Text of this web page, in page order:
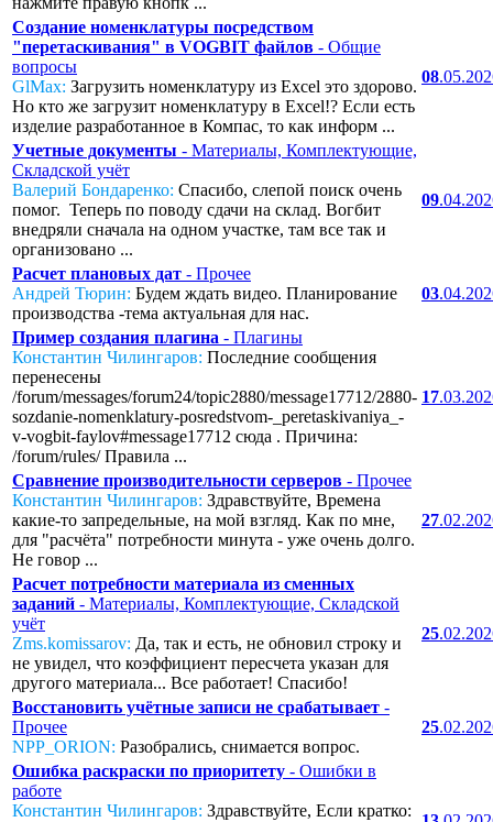
Создание номенклатуры посредством
"перетаскивания" в VOGBIT файлов - Общие
вопросы
GlMax: Загрузить номенклатуру из Excel это здорово.
Но кто же загрузит номенклатуру в Excel!? Если есть
изделие разработанное в Компас, то как информ ...
08
Учетные документы - Материалы, Комплектующие,
Складской учёт
Валерий Бондаренко: Спасибо, слепой поиск очень
помог. Теперь по поводу сдачи на склад. Вогбит
внедряли сначала на одном участке, там все так и
организовано ...
09
Расчет плановых дат - Прочее
Андрей Тюрин: Будем ждать видео. Планирование
производства -тема актуальная для нас.
03
Пример создания плагина - Плагины
Константин Чилингаров: Последние сообщения
перенесены
/forum/messages/forum24/topic2880/message17712/2880-
sozdanie-nomenklatury-posredstvom-_peretaskivaniya_-
v-vogbit-faylov#message17712 сюда . Причина:
/forum/rules/ Правила ...
17
Сравнение производительности серверов - Прочее
Константин Чилингаров: Здравствуйте, Времена
какие-то запредельные, на мой взгляд. Как по мне,
для "расчёта" потребности минута - уже очень долго.
Не говор ...
27
Расчет потребности материала из сменных
заданий - Материалы, Комплектующие, Складской
учёт
Zms.komissarov: Да, так и есть, не обновил строку и
не увидел, что коэффициент пересчета указан для
другого материала... Все работает! Спасибо!
25
Восстановить учётные записи не срабатывает -
Прочее
NPP_ORION: Разобрались, снимается вопрос.
25
Ошибка раскраски по приоритету - Ошибки в
работе
Константин Чилингаров: Здравствуйте, Если кратко: